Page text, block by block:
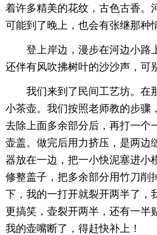
着许多精美的花纹，古色古香。
可能到了晚上，也会有张继那种
登上岸边，漫步在河边小路
还伴有风吹拂树叶的沙沙声，可
我们来到了民间工艺坊。在
小茶壶。我们按照老师教的步骤
去除上面多余部分后，再打一个
壶盖。做完后用力挤压，是两边
器放在一边，把一小快泥塞进小
修整盖子，把多余部分用竹刀削
下，我的一打开就裂开两半了，
更搞笑，壶裂开两半，还有一半
我的壶嘴断了，得赶快补上！